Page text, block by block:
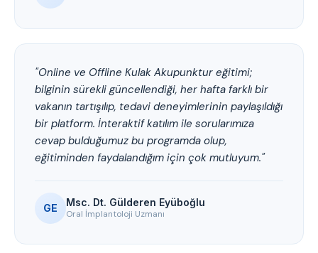
"Online ve Offline Kulak Akupunktur eğitimi;
bilginin sürekli güncellendiği, her hafta farklı bir
vakanın tartışılıp, tedavi deneyimlerinin paylaşıldığı
bir platform. İnteraktif katılım ile sorularımıza
cevap bulduğumuz bu programda olup,
eğitiminden faydalandığım için çok mutluyum."
GE Msc. Dt. Gülderen Eyüboğlu
Oral İmplantoloji Uzmanı